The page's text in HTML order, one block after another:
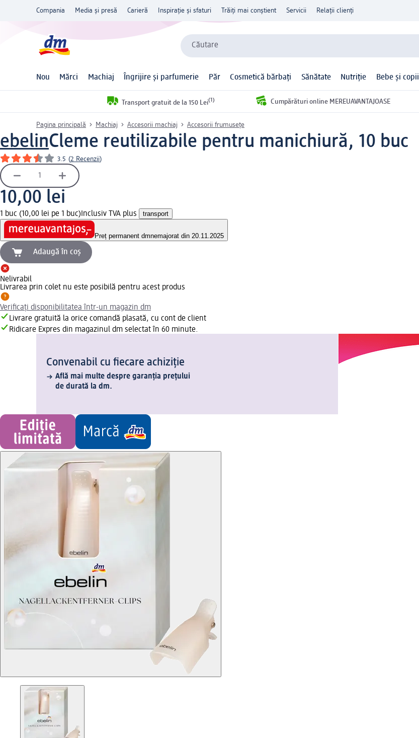
Compania Media și presă Carieră Inspirație și sfaturi Trăiți mai conștient Servicii Relații clienți
Căutare
Nou Mărci Machiaj Îngrijire și parfumerie Păr Cosmetică bărbați Sănătate Nutriție Bebe și copii
Transport gratuit de la 150 Lei(1) Cumpărături online MEREUAVANTAJOASE
Pagina principală Machiaj Accesorii machiaj Accesorii frumusețe
ebelinCleme reutilizabile pentru manichiură, 10 buc
3.5 (2 Recenzii)
10,00 lei
1 buc (10,00 lei pe 1 buc) Inclusiv TVA plus transport
Preț permanent dmnemajorat din 20.11.2025
Adaugă în coș
Nelivrabil
Livrarea prin colet nu este posibilă pentru acest produs
Verificați disponibilitatea într-un magazin dm
Livrare gratuită la orice comandă plasată, cu cont de client
Ridicare Expres din magazinul dm selectat în 60 minute.
Convenabil cu fiecare achiziție
Află mai multe despre garanția prețului
de durată la dm.